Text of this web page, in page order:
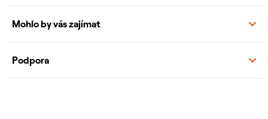
Mohlo by vás zajímat
Podpora